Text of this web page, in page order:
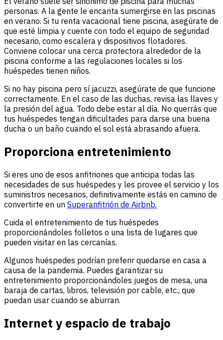
personas. A la gente le encanta sumergirse en las piscinas
en verano. Si tu renta vacacional tiene piscina, asegúrate de
que esté limpia y cuente con todo el equipo de seguridad
necesario, como escalera y dispositivos flotadores.
Conviene colocar una cerca protectora alrededor de la
piscina conforme a las regulaciones locales si los
huéspedes tienen niños.
Si no hay piscina pero sí jacuzzi, asegúrate de que funcione
correctamente. En el caso de las duchas, revisa las llaves y
la presión del agua. Todo debe estar al día. No querrás que
tus huéspedes tengan dificultades para darse una buena
ducha o un baño cuando el sol está abrasando afuera.
Proporciona entretenimiento
Si eres uno de esos anfitriones que anticipa todas las
necesidades de sus huéspedes y les provee el servicio y los
suministros necesarios, definitivamente estás en camino de
convertirte en un Superanfitrión de Airbnb.
Cuida el entretenimiento de tus huéspedes
proporcionándoles folletos o una lista de lugares que
pueden visitar en las cercanías.
Algunos huéspedes podrían preferir quedarse en casa a
causa de la pandemia. Puedes garantizar su
entretenimiento proporcionándoles juegos de mesa, una
baraja de cartas, libros, televisión por cable, etc., que
puedan usar cuando se aburran.
Internet y espacio de trabajo